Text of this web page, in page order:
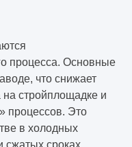
процесса. Основные
что снижает
на стройплощадке и
процессов. Это
в холодных
сжатых сроках